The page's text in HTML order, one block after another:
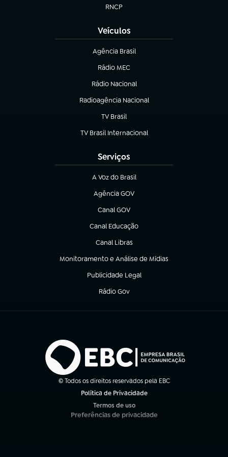
RNCP
(abre em nova aba)
Veículos
Agência Brasil
(abre em nova aba)
Rádio MEC
(abre em nova aba)
Rádio Nacional
Radioagência Nacional
(abre em nova aba)
TV Brasil
(abre em nova aba)
TV Brasil Internacional
(abre em nova aba)
Serviços
A Voz do Brasil
(abre em nova aba)
Agência GOV
(abre em nova aba)
Canal GOV
(abre em nova aba)
Canal Educação
(abre em nova aba)
Canal Libras
(abre em nova aba)
Monitoramento e Análise de Mídias
(abre em nova aba)
Publicidade Legal
(abre em nova aba)
Rádio Gov
(abre em nova aba)
© Todos os direitos reservados pela EBC
Política de Privacidade
Termos de uso
(abre em nova aba)
Preferências de privacidade